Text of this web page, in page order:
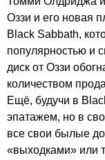
Оззи и его новая
Black Sabbath,
популярностью и
диск от Оззи
количеством
Ещё, будучи в
эпатажем, но в
все свои былые
«выходками» или